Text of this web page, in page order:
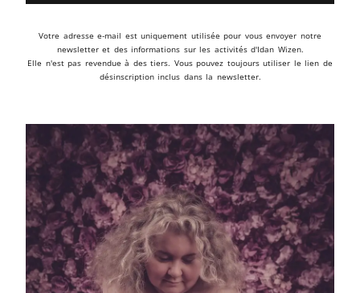
Votre adresse e-mail est uniquement utilisée pour vous envoyer notre
newsletter et des informations sur les activités d'Idan Wizen.
Elle n'est pas revendue à des tiers. Vous pouvez toujours utiliser le lien de
désinscription inclus dans la newsletter.